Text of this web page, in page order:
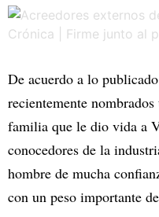
De acuerdo a lo
recientemente
familia que le dio vida a
conocedores de la
hombre de mucha
con un peso importante